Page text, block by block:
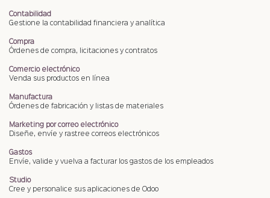
Contabilidad
Gestione la contabilidad financiera y analítica
Compra
Órdenes de compra, licitaciones y contratos
Comercio electrónico
Venda sus productos en línea
Manufactura
Órdenes de fabricación y listas de materiales
Marketing por correo electrónico
Diseñe, envíe y rastree correos electrónicos
Gastos
Envíe, valide y vuelva a facturar los gastos de los empleados
Studio
Cree y personalice sus aplicaciones de Odoo